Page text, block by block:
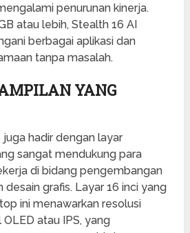
penurunan kinerja.
atau lebih, Stealth 16 AI
berbagai aplikasi dan
tanpa masalah.
YANG
hadir dengan layar
sangat mendukung para
di bidang pengembangan
desain grafis. Layar 16 inci yang
ini menawarkan resolusi
atau IPS, yang